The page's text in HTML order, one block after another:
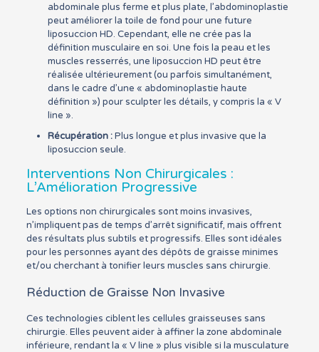
abdominale plus ferme et plus plate, l’abdominoplastie
peut améliorer la toile de fond pour une future
liposuccion HD. Cependant, elle ne crée pas la
définition musculaire en soi. Une fois la peau et les
muscles resserrés, une liposuccion HD peut être
réalisée ultérieurement (ou parfois simultanément,
dans le cadre d’une « abdominoplastie haute
définition ») pour sculpter les détails, y compris la « V
line ».
Récupération :Plus longue et plus invasive que la
liposuccion seule.
Interventions Non Chirurgicales :
L’Amélioration Progressive
Les options non chirurgicales sont moins invasives,
n’impliquent pas de temps d’arrêt significatif, mais offrent
des résultats plus subtils et progressifs. Elles sont idéales
pour les personnes ayant des dépôts de graisse minimes
et/ou cherchant à tonifier leurs muscles sans chirurgie.
Réduction de Graisse Non Invasive
Ces technologies ciblent les cellules graisseuses sans
chirurgie. Elles peuvent aider à affiner la zone abdominale
inférieure, rendant la « V line » plus visible si la musculature